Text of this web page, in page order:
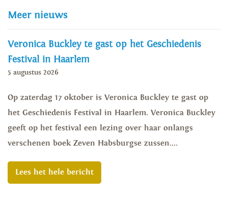
Meer nieuws
Veronica Buckley te gast op het Geschiedenis
Festival in Haarlem
5 augustus 2026
Op zaterdag 17 oktober is Veronica Buckley te gast op
het Geschiedenis Festival in Haarlem. Veronica Buckley
geeft op het festival een lezing over haar onlangs
verschenen boek Zeven Habsburgse zussen....
Lees het hele bericht